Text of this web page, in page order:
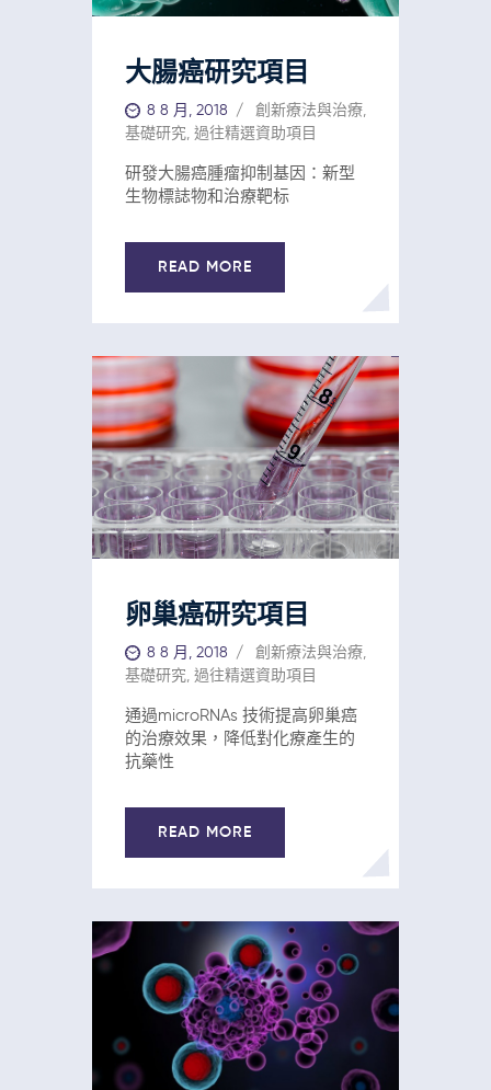
大腸癌研究項目
8 8 月, 2018 創新療法與治療,
基礎研究, 過往精選資助項目
研發大腸癌腫瘤抑制基因：新型
生物標誌物和治療靶标
READ MORE
卵巢癌研究項目
8 8 月, 2018 創新療法與治療,
基礎研究, 過往精選資助項目
通過microRNAs 技術提高卵巢癌
的治療效果，降低對化療產生的
抗藥性
READ MORE